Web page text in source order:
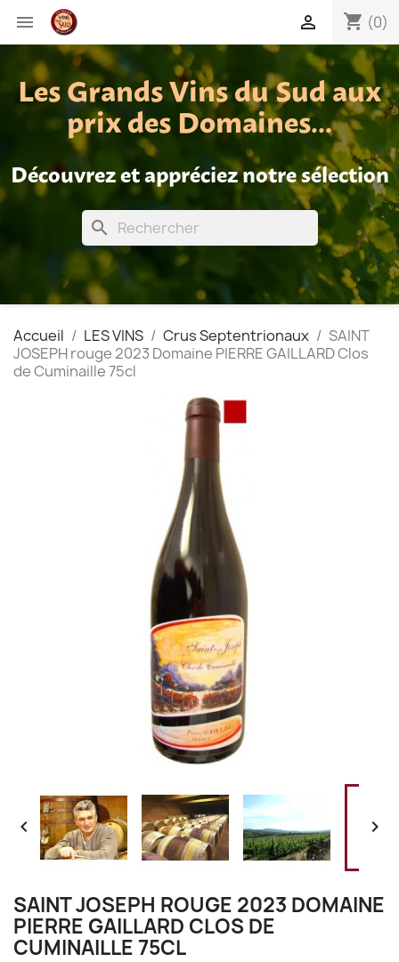
 shopping_cart (0)

Les Grands Vins du Sud aux
prix des Domaines...
Découvrez et appréciez notre sélection
search
Accueil LES VINS Crus Septentrionaux
SAINT
JOSEPH rouge 2023 Domaine PIERRE GAILLARD Clos
de Cuminaille 75cl
 
SAINT JOSEPH ROUGE 2023 DOMAINE
PIERRE GAILLARD CLOS DE
CUMINAILLE 75CL